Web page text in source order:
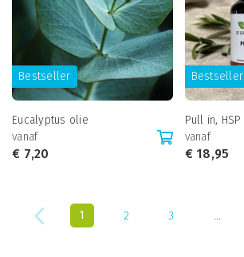
Bestseller
Eucalyptus olie
vanaf
€ 7,20
Bestseller
Pull in, HSP
vanaf
€18,95
1 2 3 ...